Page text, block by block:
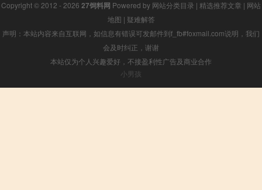
Copyright © 2012 - 2026 27饲料网 Powered by 网站分类目录 | 精选推荐文章 | 网站
地图 | 疑难解答
声明：本站内容来自互联网，如信息有错误可发邮件到f_fb#foxmail.com说明，我们
会及时纠正，谢谢
本站仅为个人兴趣爱好，不接盈利性广告及商业合作
小男孩